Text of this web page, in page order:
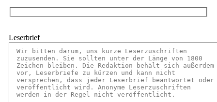
Leserbrief